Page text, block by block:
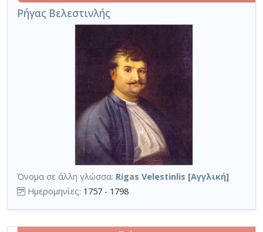
Ρήγας Βελεστινλής
Όνομα σε άλλη γλώσσα: Rigas Velestinlis [Αγγλική]
Ημερομηνίες: 1757 - 1798